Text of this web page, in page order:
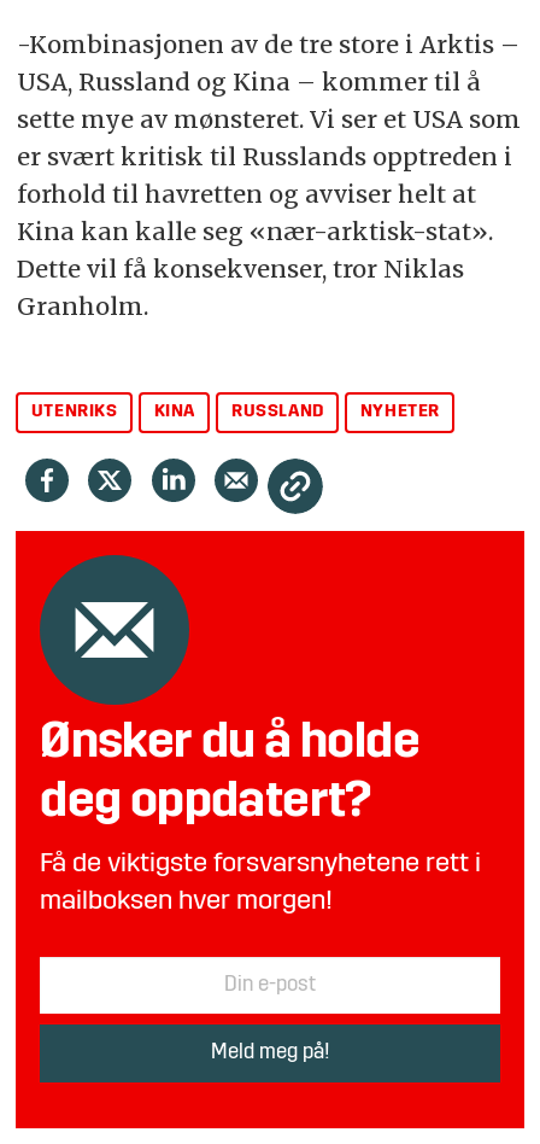
-Kombinasjonen av de tre store i Arktis –
USA, Russland og Kina – kommer til å
sette mye av mønsteret. Vi ser et USA som
er svært kritisk til Russlands opptreden i
forhold til havretten og avviser helt at
Kina kan kalle seg «nær-arktisk-stat».
Dette vil få konsekvenser, tror Niklas
Granholm.
UTENRIKS KINA RUSSLAND NYHETER
Ønsker du å holde
deg oppdatert?
Få de viktigste forsvarsnyhetene rett i
mailboksen hver morgen!